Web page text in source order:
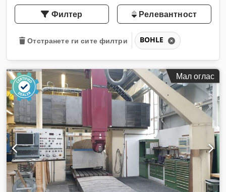
Филтер Релевантност
Отстранете ги сите филтри BOHLE
Мал оглас